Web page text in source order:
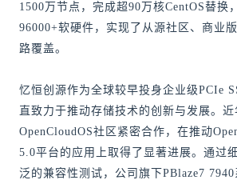
1500万节点，完成超90万核CentOS替换
96000+软硬件，实现了从源社区、商业
路覆盖。
忆恒创源作为全球较早投身企业级PCIe
直致力于推动存储技术的创新与发展。
OpenCloudOS社区紧密合作，在推动
5.0平台的应用上取得了显著进展。通过
泛的兼容性测试，公司旗下PBlaze7